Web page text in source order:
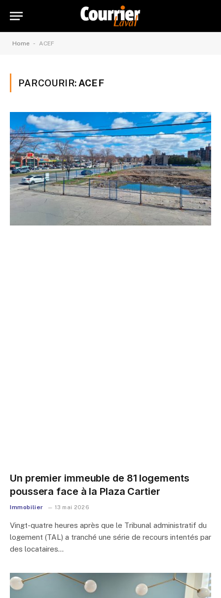
Home - ACEF
PARCOURIR: ACEF
Un premier immeuble de 81 logements
poussera face à la Plaza Cartier
Immobilier 13 mai 2026
Vingt-quatre heures après que le Tribunal administratif du
logement (TAL) a tranché une série de recours intentés par
des locataires…